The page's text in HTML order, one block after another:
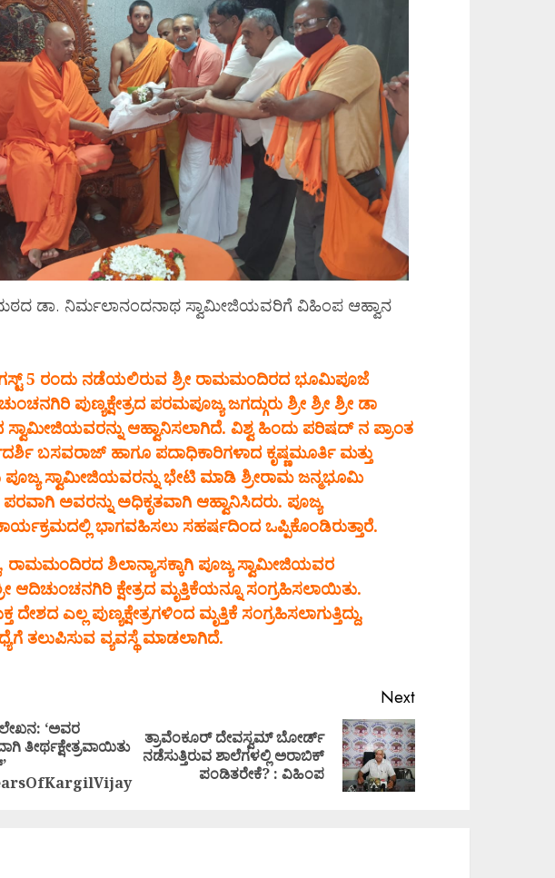
ಡಾ. ನಿರ್ಮಲಾನಂದನಾಥ ಸ್ವಾಮೀಜಿಯವರಿಗೆ ವಿಹಿಂಪ ಆಹ್ವಾನ
5 ರಂದು ನಡೆಯಲಿರುವ ಶ್ರೀ ರಾಮಮಂದಿರದ ಭೂಮಿಪೂಜೆ
ಪುಣ್ಯಕ್ಷೇತ್ರದ ಪರಮಪೂಜ್ಯ ಜಗದ್ಗುರು ಶ್ರೀ ಶ್ರೀ ಶ್ರೀ ಡಾ‌‌
ಆಹ್ವಾನಿಸಲಾಗಿದೆ. ವಿಶ್ವ ಹಿಂದು ಪರಿಷದ್ ನ ಪ್ರಾಂತ
ಬಸವರಾಜ್ ಹಾಗೂ ಪದಾಧಿಕಾರಿಗಳಾದ ಕೃಷ್ಣಮೂರ್ತಿ ಮತ್ತು
ಸ್ವಾಮೀಜಿಯವರನ್ನು ಭೇಟಿ ಮಾಡಿ ಶ್ರೀರಾಮ ಜನ್ಮಭೂಮಿ
ನ ಪರವಾಗಿ ಅವರನ್ನು ಅಧಿಕೃತವಾಗಿ ಆಹ್ವಾನಿಸಿದರು. ಪೂಜ್ಯ
ಭಾಗವಹಿಸಲು ಸಹರ್ಷದಿಂದ ಒಪ್ಪಿಕೊಂಡಿರುತ್ತಾರೆ.
ರಾಮಮಂದಿರದ ಶಿಲಾನ್ಯಾಸಕ್ಕಾಗಿ ಪೂಜ್ಯ ಸ್ವಾಮೀಜಿಯವರ
ಆದಿಚುಂಚನಗಿರಿ ಕ್ಷೇತ್ರದ ಮೃತ್ತಿಕೆಯನ್ನೂ ಸಂಗ್ರಹಿಸಲಾಯಿತು.
ದೇಶದ ಎಲ್ಲ ಪುಣ್ಯಕ್ಷೇತ್ರಗಳಿಂದ ಮೃತ್ತಿಕೆ ಸಂಗ್ರಹಿಸಲಾಗುತ್ತಿದ್ದು,
ತಲುಪಿಸುವ ವ್ಯವಸ್ಥೆ ಮಾಡಲಾಗಿದೆ.
Previous
‘ಅವರ
ತೀರ್ಥಕ್ಷೇತ್ರವಾಯಿತು
Next
Next
ತ್ರಾವೆಂಕೂರ್ ದೇವಸ್ವಮ್ ಬೋರ್ಡ್
ನಡೆಸುತ್ತಿರುವ ಶಾಲೆಗಳಲ್ಲಿ ಅರಾಬಿಕ್
ಪಂಡಿತರೇಕೆ? : ವಿಹಿಂಪ